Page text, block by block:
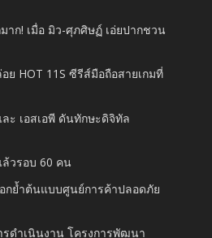
าก! เมื่อ มิว-ศุภศิษฏ์ เอ่ยปากชวน
ย HOT 11S ซีรีส์มือถือสายเกมที่
ะ เอสเอพี ดันทักษะดิจิทัล
วรอบ 60 คน
กย้ำต้นแบบศูนย์การค้าปลอดภัย
รดำเนินงาน โครงการพัฒนา